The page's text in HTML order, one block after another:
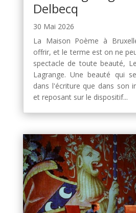
Delbecq
30 Mai 2026
La Maison Poème à
offrir, et le terme est on ne
spectacle de toute beauté,
Lagrange. Une beauté qui
dans l'écriture que dans son
et reposant sur le dispositif...